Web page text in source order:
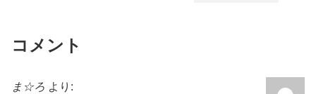
コメント
ま☆ろ より: